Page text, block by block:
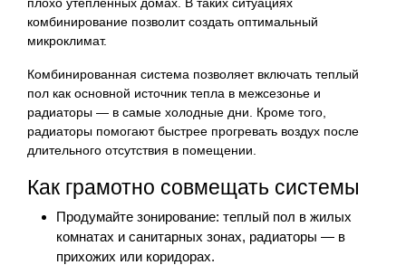
комбинирование позволит создать оптимальный
микроклимат.
Комбинированная система позволяет включать теплый
пол как основной источник тепла в межсезонье и
радиаторы — в самые холодные дни. Кроме того,
радиаторы помогают быстрее прогревать воздух после
длительного отсутствия в помещении.
Как грамотно совмещать системы
Продумайте зонирование: теплый пол в жилых
комнатах и санитарных зонах, радиаторы — в
прихожих или коридорах.